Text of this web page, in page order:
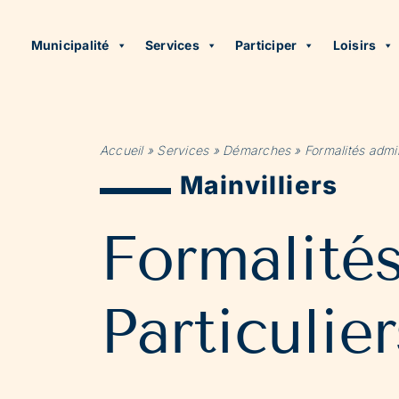
Municipalité Services Participer Loisirs
Accueil» Services» Démarches» Formalités
Mainvilliers